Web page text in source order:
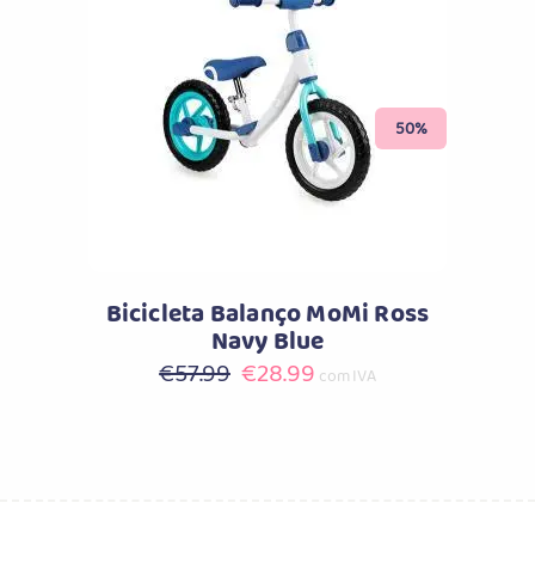
50%
Comprar
Bicicleta Balanço MoMi Ross
Navy Blue
€57.99 O
€28.99Ocom IVA